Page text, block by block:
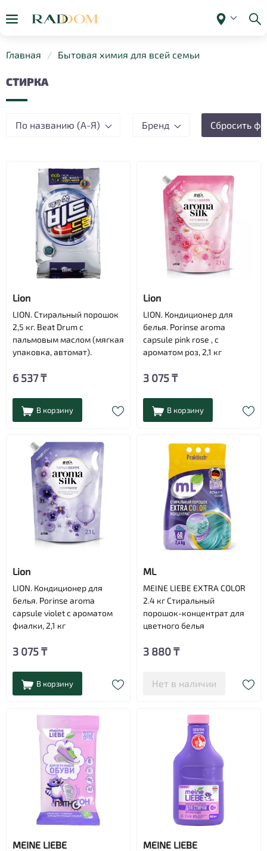
Главная Бытовая химия для всей семьи
СТИРКА
По названию (А-Я) Бренд Сбросить
Lion
LION. Стиральный порошок
2,5 кг. Beat Drum с
пальмовым маслом (мягкая
упаковка, автомат).
6 537 ₸
В корзину
Lion
LION. Кондиционер для
белья. Porinse aroma
capsule pink rose , с
ароматом роз, 2,1 кг
3 075 ₸
В корзину
Lion
LION. Кондиционер для
белья. Porinse aroma
capsule violet с ароматом
фиалки, 2,1 кг
3 075 ₸
В корзину
ML
MEINE LIEBE EXTRA COLOR
2.4 кг Стиральный
порошок-концентрат для
цветного белья
3 880 ₸
Нет в наличии
MEINE LIEBE MEINE LIEBE